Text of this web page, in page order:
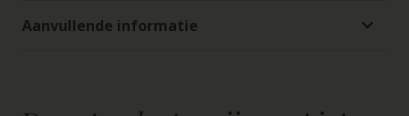
Aanvullende informatie